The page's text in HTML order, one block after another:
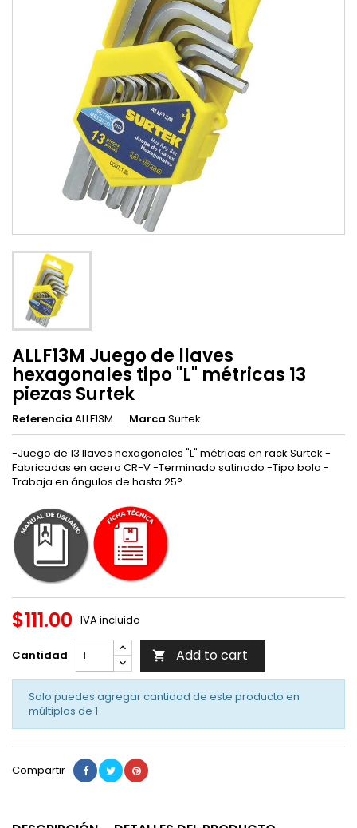
ALLF13M Juego de llaves
hexagonales tipo "L" métricas 13
piezas Surtek
Referencia ALLF13M Marca Surtek
-Juego de 13 llaves hexagonales "L" métricas en rack Surtek -
Fabricadas en acero CR-V -Terminado satinado -Tipo bola -
Trabaja en ángulos de hasta 25°
$111.00 IVA incluido
Cantidad  Add to cart
Solo puedes agregar cantidad de este producto en
múltiplos de 1
Compartir